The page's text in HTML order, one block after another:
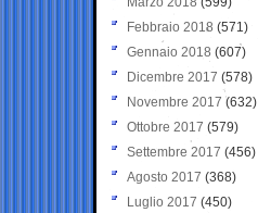
Febbraio 2018 (571)
Gennaio 2018 (607)
Dicembre 2017 (578)
Novembre 2017 (632)
Ottobre 2017 (579)
Settembre 2017 (456)
Agosto 2017 (368)
Luglio 2017 (450)